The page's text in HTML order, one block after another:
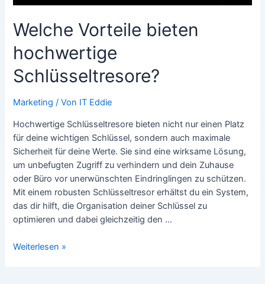
Welche Vorteile bieten
hochwertige
Schlüsseltresore?
Marketing / Von IT Eddie
Hochwertige Schlüsseltresore bieten nicht nur einen Platz
für deine wichtigen Schlüssel, sondern auch maximale
Sicherheit für deine Werte. Sie sind eine wirksame Lösung,
um unbefugten Zugriff zu verhindern und dein Zuhause
oder Büro vor unerwünschten Eindringlingen zu schützen.
Mit einem robusten Schlüsseltresor erhältst du ein System,
das dir hilft, die Organisation deiner Schlüssel zu
optimieren und dabei gleichzeitig den …
Welche
Weiterlesen »